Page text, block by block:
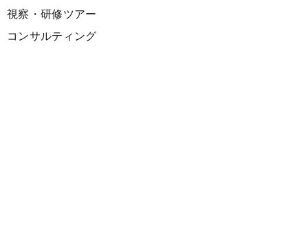
視察・研修ツアー
コンサルティング